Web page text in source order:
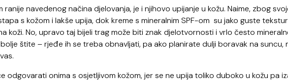
ranije navedenog načina djelovanja, je i njihovo upijanje u kožu. Naime, zbog
s kožom i lakše upija, dok kreme s mineralnim SPF-om su jako guste
koži. No, upravo taj bijeli trag može biti znak djelotvornosti i vrlo često
štite – rjeđe ih se treba obnavljati, pa ako planirate dulji boravak na suncu,
odgovarati onima s osjetljivom kožom, jer se ne upija toliko duboko u kožu pa